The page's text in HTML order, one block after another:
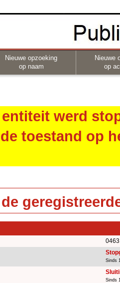
Nieuwe opzoeking
op naam
Nieuwe
op
werd
toestand op
Sinds
Sinds